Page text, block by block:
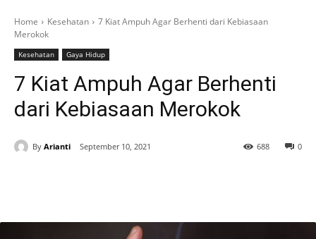
Home Kesehatan
7 Kiat Ampuh Agar Berhenti dari Kebiasaan
Merokok
Kesehatan Gaya Hidup
7 Kiat Ampuh Agar Berhenti
dari Kebiasaan Merokok
By Arianti September 10, 2021 0
688